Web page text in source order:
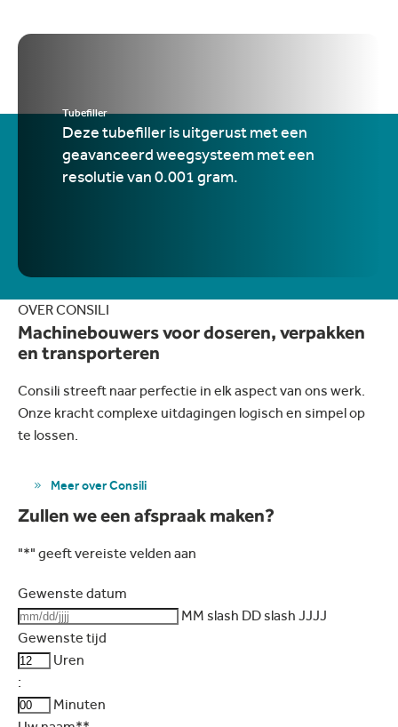
Tubefiller
Deze tubefiller is uitgerust met een
geavanceerd weegsysteem met een
resolutie van 0.001 gram.
OVER CONSILI
Machinebouwers voor doseren, verpakken
en transporteren
Consili streeft naar perfectie in elk aspect van ons werk.
Onze kracht complexe uitdagingen logisch en simpel op
te lossen.
Meer over Consili
Zullen we een afspraak maken?
"*" geeft vereiste velden aan
Gewenste datum
MM slash DD slash JJJJ
Gewenste tijd
Uren
:
Minuten